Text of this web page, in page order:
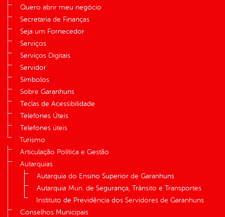
Quero abrir meu negócio
Secretaria de Finanças
Seja um Fornecedor
Serviços
Serviços Digitais
Servidor
Símbolos
Sobre Garanhuns
Teclas de Acessibilidade
Telefones Úteis
Telefones úteis
Turismo
Articulação Política e Gestão
Autarquias
Autarquia do Ensino Superior de Garanhuns
Autarquia Mun. de Segurança, Trânsito e Transportes
Instituto de Previdência dos Servidores de Garanhuns
Conselhos Municipais